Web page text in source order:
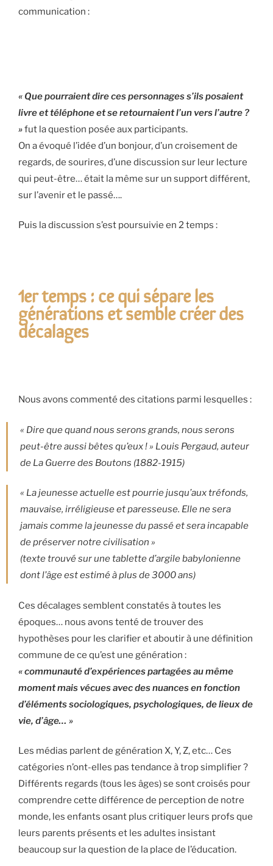
communication :
« Que pourraient dire ces personnages s’ils posaient
livre et téléphone et se retournaient l’un vers l’autre ?
»fut la question posée aux participants.
On a évoqué l’idée d’un bonjour, d’un croisement de
regards, de sourires, d’une discussion sur leur lecture
qui peut-être… était la même sur un support différent,
sur l’avenir et le passé….
Puis la discussion s’est poursuivie en 2 temps :
1er temps : ce qui sépare les
générations et semble créer des
décalages
Nous avons commenté des citations parmi lesquelles :
« Dire que quand nous serons grands, nous serons
peut-être aussi bêtes qu’eux ! » Louis Pergaud, auteur
de La Guerre des Boutons (1882-1915)
« La jeunesse actuelle est pourrie jusqu’aux tréfonds,
mauvaise, irréligieuse et paresseuse. Elle ne sera
jamais comme la jeunesse du passé et sera incapable
de préserver notre civilisation »
(texte trouvé sur une tablette d’argile babylonienne
dont l’âge est estimé à plus de 3000 ans)
Ces décalages semblent constatés à toutes les
époques… nous avons tenté de trouver des
hypothèses pour les clarifier et aboutir à une définition
commune de ce qu’est une génération :
« communauté d’expériences partagées au même
moment mais vécues avec des nuances en fonction
d’éléments sociologiques, psychologiques, de lieux de
vie, d’âge… »
Les médias parlent de génération X, Y, Z, etc… Ces
catégories n’ont-elles pas tendance à trop simplifier ?
Différents regards (tous les âges) se sont croisés pour
comprendre cette différence de perception de notre
monde, les enfants osant plus critiquer leurs profs que
leurs parents présents et les adultes insistant
beaucoup sur la question de la place de l’éducation.